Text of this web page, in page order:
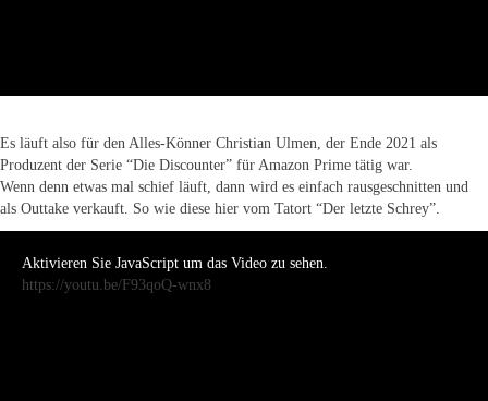
Es läuft also für den Alles-Könner Christian Ulmen, der Ende 2021 als
Produzent der Serie “Die Discounter” für Amazon Prime tätig war.
Wenn denn etwas mal schief läuft, dann wird es einfach rausgeschnitten und
als Outtake verkauft. So wie diese hier vom Tatort “Der letzte Schrey”.
Aktivieren Sie JavaScript um das Video zu sehen.
https://youtu.be/F93qoQ-wnx8